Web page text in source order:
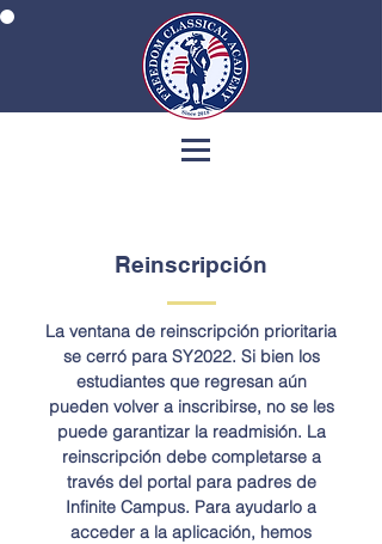
Reinscripción
La ventana de reinscripción prioritaria
se cerró para SY2022. Si bien los
estudiantes que regresan aún
pueden volver a inscribirse, no se les
puede garantizar la readmisión. La
reinscripción debe completarse a
través del portal para padres de
Infinite Campus. Para ayudarlo a
acceder a la aplicación, hemos